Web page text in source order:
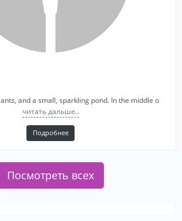
and a small, sparkling pond. In the middle o
читать дальше..
Подробнее
Посмотреть всех